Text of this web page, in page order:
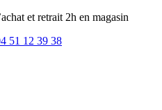
et retrait 2h en magasin
51 12 39 38